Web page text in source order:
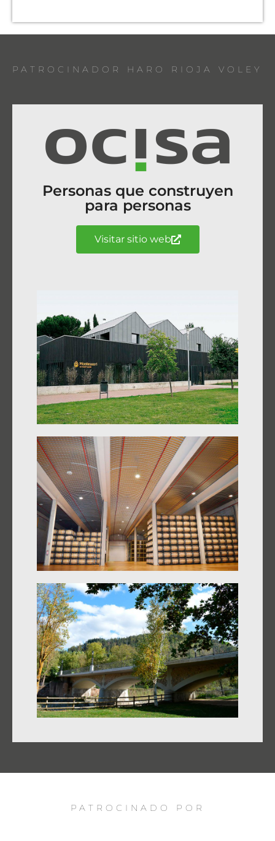
PATROCINADOR HARO RIOJA VOLEY
Personas que construyen
para personas
Visitar sitio web
PATROCINADO POR